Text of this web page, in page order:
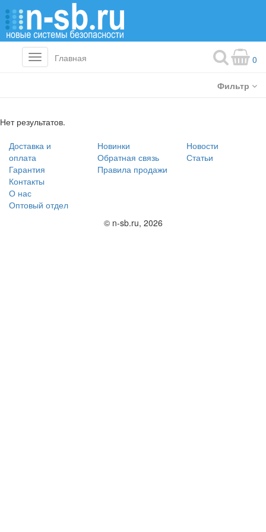
Toggle
navigation
Главная 0
Фильтр
Нет результатов.
Доставка и
оплата
Гарантия
Контакты
О нас
Оптовый отдел
Новинки
Обратная связь
Правила продажи
Новости
Статьи
© n-sb.ru, 2026